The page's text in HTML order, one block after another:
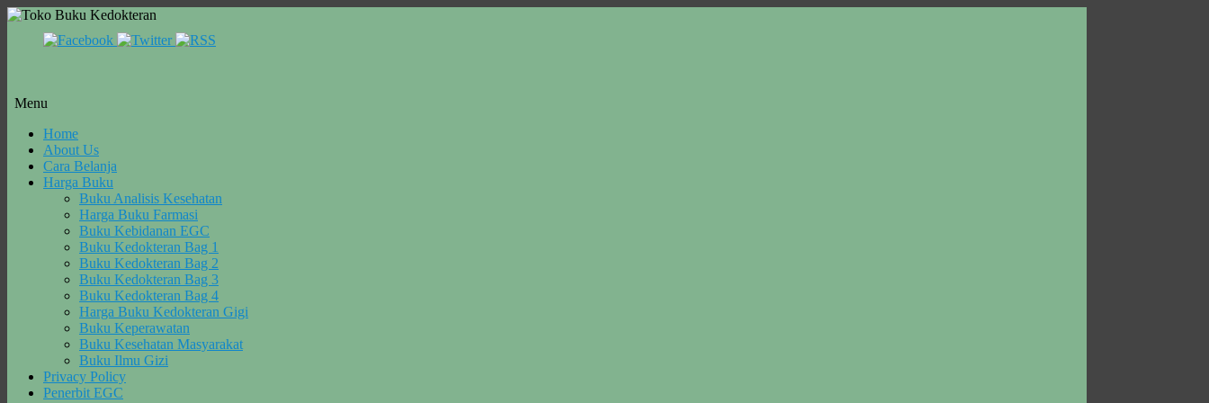
Menu
Skip
content
Home
About Us
Cara Belanja
Harga Buku
Buku Analisis Kesehatan
Harga Buku Farmasi
Buku Kebidanan EGC
Buku Kedokteran Bag 1
Buku Kedokteran Bag 2
Buku Kedokteran Bag 3
Buku Kedokteran Bag 4
Harga Buku Kedokteran Gigi
Buku Keperawatan
Buku Kesehatan Masyarakat
Buku Ilmu Gizi
Privacy Policy
Penerbit EGC